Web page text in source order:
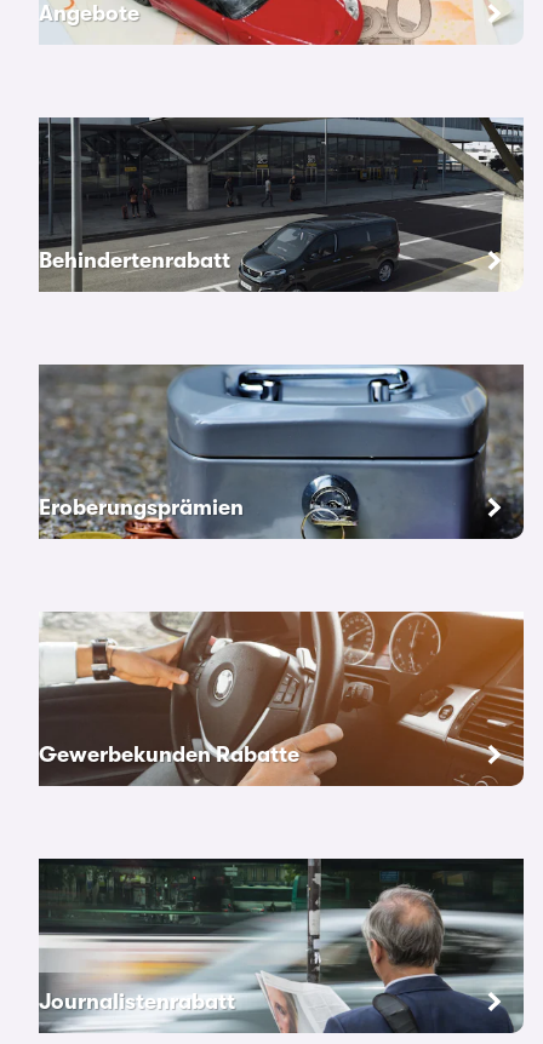
Angebote
Behindertenrabatt
Eroberungsprämien
Gewerbekunden Rabatte
Journalistenrabatt